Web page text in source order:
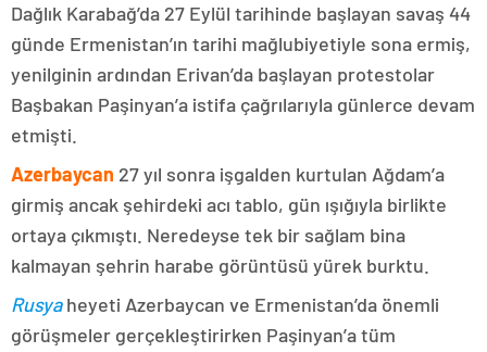
Dağlık Karabağ’da 27 Eylül tarihinde başlayan savaş 44
günde Ermenistan’ın tarihi mağlubiyetiyle sona ermiş,
yenilginin ardından Erivan’da başlayan protestolar
Başbakan Paşinyan’a istifa çağrılarıyla günlerce devam
etmişti.
Azerbaycan 27 yıl sonra işgalden kurtulan Ağdam’a
girmiş ancak şehirdeki acı tablo, gün ışığıyla birlikte
ortaya çıkmıştı. Neredeyse tek bir sağlam bina
kalmayan şehrin harabe görüntüsü yürek burktu.
Rusyaheyeti Azerbaycan ve Ermenistan’da önemli
görüşmeler gerçekleştirirken Paşinyan’a tüm